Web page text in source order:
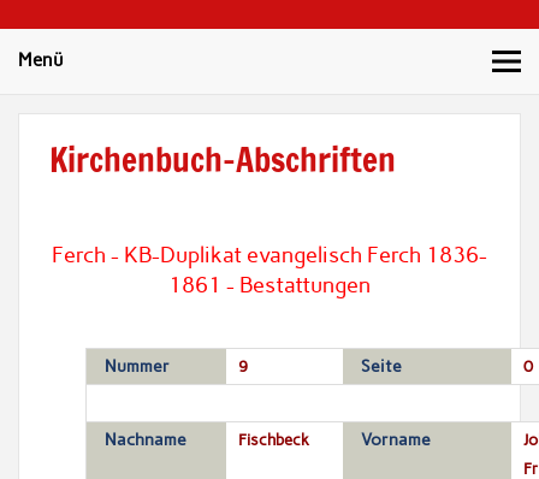
Menü
Kirchenbuch-Abschriften
Ferch - KB-Duplikat evangelisch Ferch 1836-
1861 - Bestattungen
Nummer 9 Seite 0
Nachname Fischbeck Vorname